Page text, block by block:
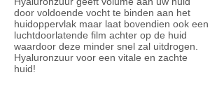
door voldoende vocht te binden aan het
huidoppervlak maar laat bovendien ook een
luchtdoorlatende film achter op de huid
waardoor deze minder snel zal uitdrogen.
Hyaluronzuur voor een vitale en zachte
huid!